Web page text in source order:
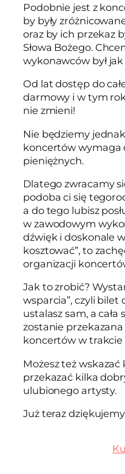
Podobnie jest z
by były
oraz by ich przekaz
Słowa Bożego.
wykonawców był jak
Od lat dostęp do
darmowy i w tym
nie zmieni!
Nie będziemy
koncertów wymaga
pieniężnych.
Dlatego zwracamy
podoba ci się
a do tego lubisz
w zawodowym
dźwięk i doskonale
kosztować”, to
organizacji
Jak to zrobić?
wsparcia”, czyli bilet
ustalasz sam, a cała
zostanie
koncertów w trakcie
Możesz też
przekazać kilka
ulubionego artysty.
Już teraz